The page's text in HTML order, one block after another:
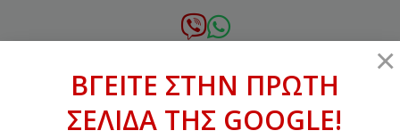
σε
xanthogenous@gmail.com
×
ΒΓΕΙΤΕ ΣΤΗΝ ΠΡΩΤΗ
ΣΕΛΙΔΑ ΤΗΣ GOOGLE!